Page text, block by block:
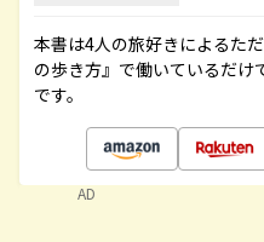
本書は4人の旅好きによるた
の歩き方』で働いているだ
です。
AD